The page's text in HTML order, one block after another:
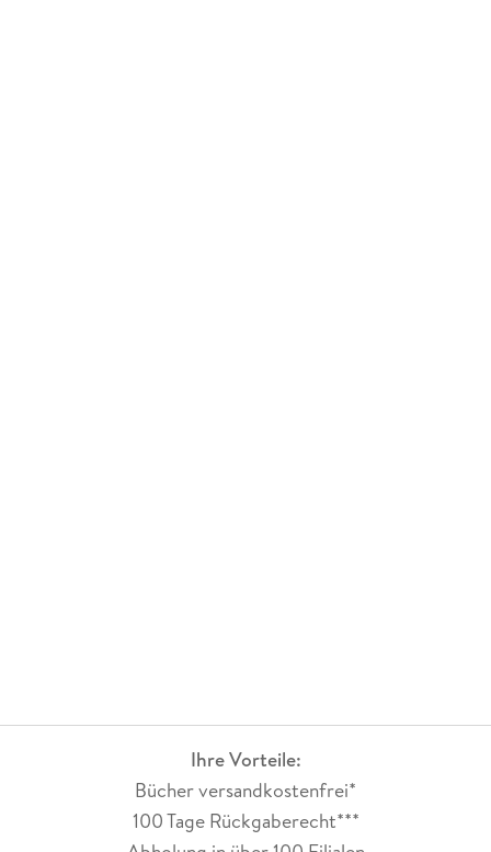
Ihre Vorteile:
Bücher versandkostenfrei*
100 Tage Rückgaberecht***